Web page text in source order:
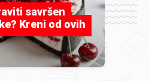
savršen
Kreni od ovih